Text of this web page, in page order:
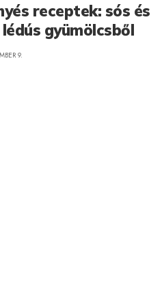
receptek: sós és
gyümölcsből
9.